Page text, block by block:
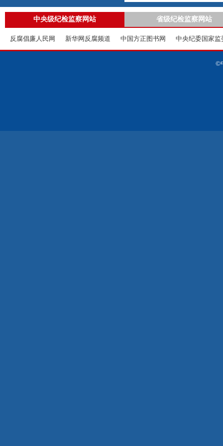
中央级纪检监察网站 省级纪检监察网站
反腐倡廉人民网 新华网反腐频道 中国方正图书网 中央纪委国家监
©